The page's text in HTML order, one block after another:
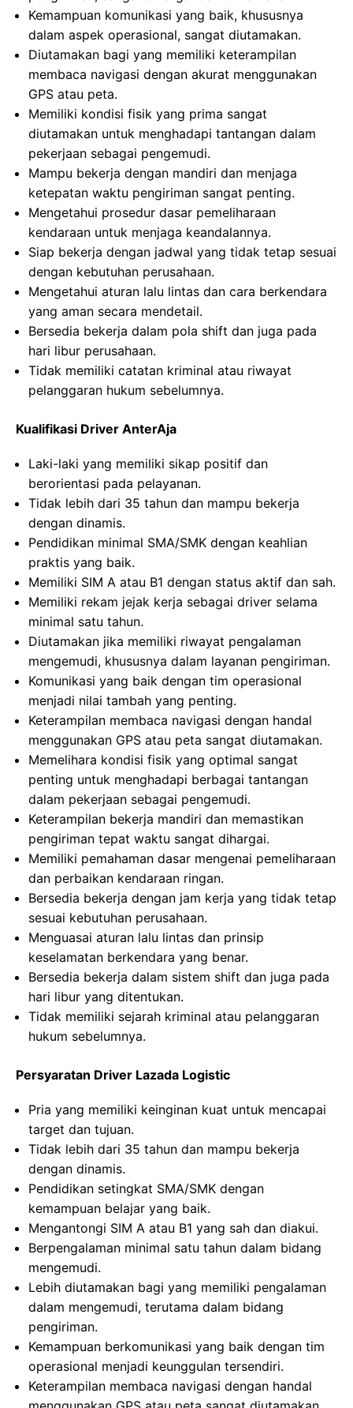
Kemampuan komunikasi yang baik, khususnya
dalam aspek operasional, sangat diutamakan.
Diutamakan bagi yang memiliki keterampilan
membaca navigasi dengan akurat menggunakan
GPS atau peta.
Memiliki kondisi fisik yang prima sangat
diutamakan untuk menghadapi tantangan dalam
pekerjaan sebagai pengemudi.
Mampu bekerja dengan mandiri dan menjaga
ketepatan waktu pengiriman sangat penting.
Mengetahui prosedur dasar pemeliharaan
kendaraan untuk menjaga keandalannya.
Siap bekerja dengan jadwal yang tidak tetap sesuai
dengan kebutuhan perusahaan.
Mengetahui aturan lalu lintas dan cara berkendara
yang aman secara mendetail.
Bersedia bekerja dalam pola shift dan juga pada
hari libur perusahaan.
Tidak memiliki catatan kriminal atau riwayat
pelanggaran hukum sebelumnya.
Kualifikasi Driver AnterAja
Laki-laki yang memiliki sikap positif dan
berorientasi pada pelayanan.
Tidak lebih dari 35 tahun dan mampu bekerja
dengan dinamis.
Pendidikan minimal SMA/SMK dengan keahlian
praktis yang baik.
Memiliki SIM A atau B1 dengan status aktif dan sah.
Memiliki rekam jejak kerja sebagai driver selama
minimal satu tahun.
Diutamakan jika memiliki riwayat pengalaman
mengemudi, khususnya dalam layanan pengiriman.
Komunikasi yang baik dengan tim operasional
menjadi nilai tambah yang penting.
Keterampilan membaca navigasi dengan handal
menggunakan GPS atau peta sangat diutamakan.
Memelihara kondisi fisik yang optimal sangat
penting untuk menghadapi berbagai tantangan
dalam pekerjaan sebagai pengemudi.
Keterampilan bekerja mandiri dan memastikan
pengiriman tepat waktu sangat dihargai.
Memiliki pemahaman dasar mengenai pemeliharaan
dan perbaikan kendaraan ringan.
Bersedia bekerja dengan jam kerja yang tidak tetap
sesuai kebutuhan perusahaan.
Menguasai aturan lalu lintas dan prinsip
keselamatan berkendara yang benar.
Bersedia bekerja dalam sistem shift dan juga pada
hari libur yang ditentukan.
Tidak memiliki sejarah kriminal atau pelanggaran
hukum sebelumnya.
Persyaratan Driver Lazada Logistic
Pria yang memiliki keinginan kuat untuk mencapai
target dan tujuan.
Tidak lebih dari 35 tahun dan mampu bekerja
dengan dinamis.
Pendidikan setingkat SMA/SMK dengan
kemampuan belajar yang baik.
Mengantongi SIM A atau B1 yang sah dan diakui.
Berpengalaman minimal satu tahun dalam bidang
mengemudi.
Lebih diutamakan bagi yang memiliki pengalaman
dalam mengemudi, terutama dalam bidang
pengiriman.
Kemampuan berkomunikasi yang baik dengan tim
operasional menjadi keunggulan tersendiri.
Keterampilan membaca navigasi dengan handal